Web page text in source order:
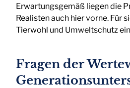
Erwartungsgemäß liegen die
Realisten auch hier vorne. Für
Tierwohl und Umweltschutz
Fragen der